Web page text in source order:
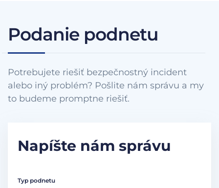
Podanie podnetu
Potrebujete riešiť bezpečnostný incident
alebo iný problém? Pošlite nám správu a my
to budeme promptne riešiť.
Napíšte nám správu
Typ podnetu